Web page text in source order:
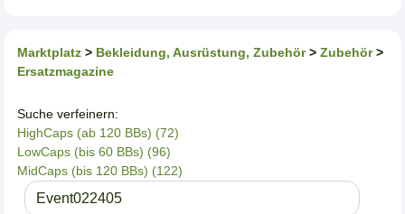
Marktplatz > Bekleidung, Ausrüstung, Zubehör> Zubehör>
Ersatzmagazine
Suche verfeinern:
HighCaps (ab 120 BBs) (72)
LowCaps (bis 60 BBs) (96)
MidCaps (bis 120 BBs) (122)